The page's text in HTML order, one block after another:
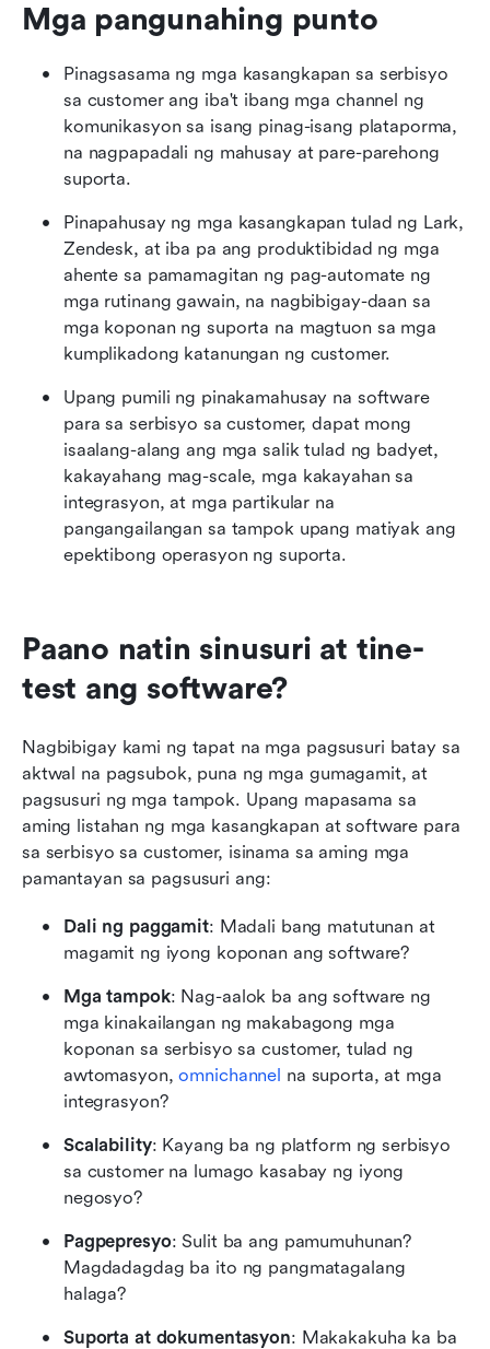
Mga pangunahing punto
Pinagsasama ng mga kasangkapan sa serbisyo
sa customer ang iba't ibang mga channel ng
komunikasyon sa isang pinag-isang plataporma,
na nagpapadali ng mahusay at pare-parehong
suporta.
Pinapahusay ng mga kasangkapan tulad ng Lark,
Zendesk, at iba pa ang produktibidad ng mga
ahente sa pamamagitan ng pag-automate ng
mga rutinang gawain, na nagbibigay-daan sa
mga koponan ng suporta na magtuon sa mga
kumplikadong katanungan ng customer.
Upang pumili ng pinakamahusay na software
para sa serbisyo sa customer, dapat mong
isaalang-alang ang mga salik tulad ng badyet,
kakayahang mag-scale, mga kakayahan sa
integrasyon, at mga partikular na
pangangailangan sa tampok upang matiyak ang
epektibong operasyon ng suporta.
Paano natin sinusuri at tine-
test ang software?
Nagbibigay kami ng tapat na mga pagsusuri batay sa
aktwal na pagsubok, puna ng mga gumagamit, at
pagsusuri ng mga tampok. Upang mapasama sa
aming listahan ng mga kasangkapan at software para
sa serbisyo sa customer, isinama sa aming mga
pamantayan sa pagsusuri ang:
Dali ng paggamit: Madali bang matutunan at
magamit ng iyong koponan ang software?
Mga tampok: Nag-aalok ba ang software ng
mga kinakailangan ng makabagong mga
koponan sa serbisyo sa customer, tulad ng
awtomasyon, omnichannel na suporta, at mga
integrasyon?
Scalability: Kayang ba ng platform ng serbisyo
sa customer na lumago kasabay ng iyong
negosyo?
Pagpepresyo: Sulit ba ang pamumuhunan?
Magdadagdag ba ito ng pangmatagalang
halaga?
Suporta at dokumentasyon: Makakakuha ka ba